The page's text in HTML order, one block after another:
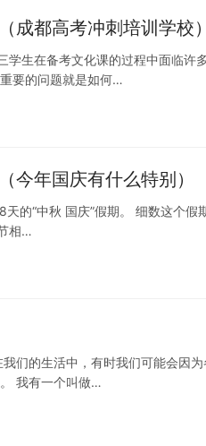
成都高考冲刺培训学校）
生在备考文化课的过程中面临许
要的问题就是如何…
今年国庆有什么特别）
的“中秋 国庆”假期。 细数这个假
相…
们的生活中，有时我们可能会因
我有一个叫做…